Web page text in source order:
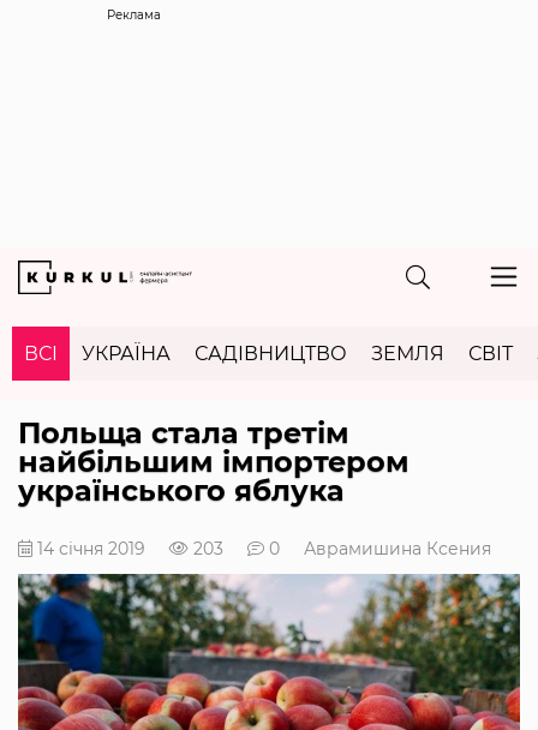
Реклама
ВСІ УКРАЇНА САДІВНИЦТВО ЗЕМЛЯ СВІТ
Польща стала третім
найбільшим імпортером
українського яблука
14 січня 2019 203 0 Аврамишина Ксения